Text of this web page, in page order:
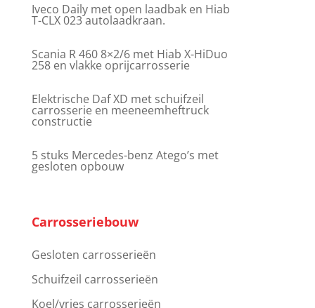
Iveco Daily met open laadbak en Hiab
T-CLX 023 autolaadkraan.
Scania R 460 8×2/6 met Hiab X-HiDuo
258 en vlakke oprijcarrosserie
Elektrische Daf XD met schuifzeil
carrosserie en meeneemheftruck
constructie
5 stuks Mercedes-benz Atego’s met
gesloten opbouw
Carrosseriebouw
Gesloten carrosserieën
Schuifzeil carrosserieën
Koel/vries carrosserieën